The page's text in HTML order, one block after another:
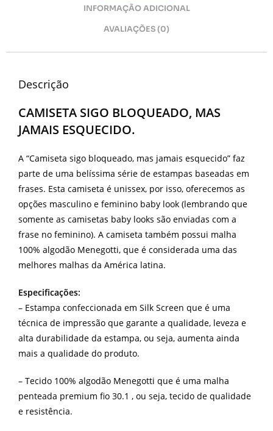
INFORMAÇÃO ADICIONAL
AVALIAÇÕES (0)
Descrição
CAMISETA SIGO BLOQUEADO, MAS
JAMAIS ESQUECIDO.
A “Camiseta sigo bloqueado, mas jamais esquecido” faz
parte de uma belíssima série de estampas baseadas em
frases. Esta camiseta é unissex, por isso, oferecemos as
opções masculino e feminino baby look (lembrando que
somente as camisetas baby looks são enviadas com a
frase no feminino). A camiseta também possui malha
100% algodão Menegotti, que é considerada uma das
melhores malhas da América latina.
Especificações:
– Estampa confeccionada em Silk Screen que é uma
técnica de impressão que garante a qualidade, leveza e
alta durabilidade da estampa, ou seja, aumenta ainda
mais a qualidade do produto.
– Tecido 100% algodão Menegotti que é uma malha
penteada premium fio 30.1 , ou seja, tecido de qualidade
e resistência.